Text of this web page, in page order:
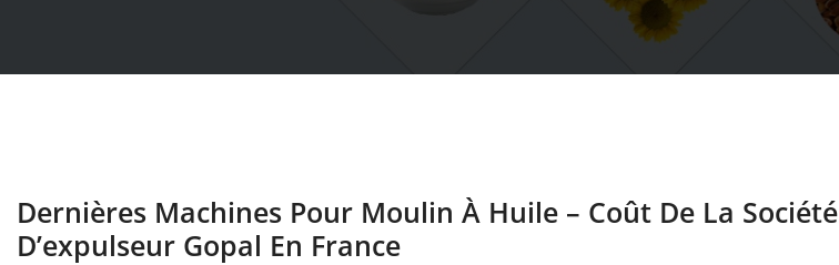
Dernières Machines Pour Moulin À Huile – Coût De La Société
D’expulseur Gopal En France